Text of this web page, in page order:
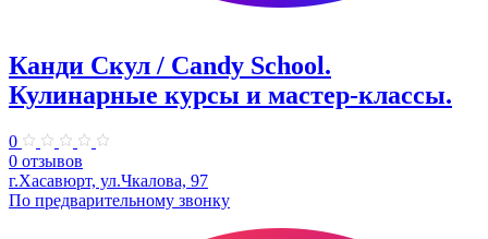
Канди Скул / Candy School.
Кулинарные курсы и мастер-классы.
0
0 отзывов
г.Хасавюрт, ул.Чкалова, 97
По предварительному звонку